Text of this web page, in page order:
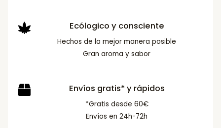
Ecólogico y consciente
Hechos de la mejor manera posible
Gran aroma y sabor
Envíos gratis* y rápidos
*Gratis desde 60€
Envíos en 24h-72h